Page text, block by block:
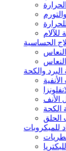
الحساسية
البرد والكحة
الأنف
الكحة
الحلق
للميكروبات